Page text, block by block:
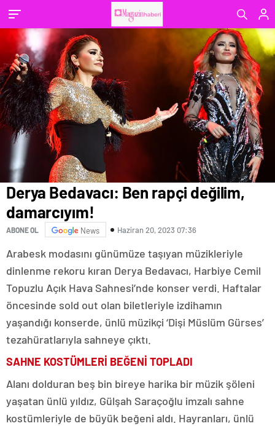
Derya Bedavacı: Ben rapçi değilim,
damarcıyım!
ABONE OL News Haziran 20, 2023 07:36
Arabesk modasını günümüze taşıyan müzikleriyle
dinlenme rekoru kıran Derya Bedavacı, Harbiye Cemil
Topuzlu Açık Hava Sahnesi’nde konser verdi. Haftalar
öncesinde sold out olan biletleriyle izdihamın
yaşandığı konserde, ünlü müzikçi ‘Dişi Müslüm Gürses’
tezahüratlarıyla sahneye çıktı.
SAHNE KOSTÜMLERİ BEĞENİ TOPLADI
Alanı dolduran beş bin bireye harika bir müzik şöleni
yaşatan ünlü yıldız, Gülşah Saraçoğlu imzalı sahne
kostümleriyle de büyük beğeni aldı. Hayranları, ünlü